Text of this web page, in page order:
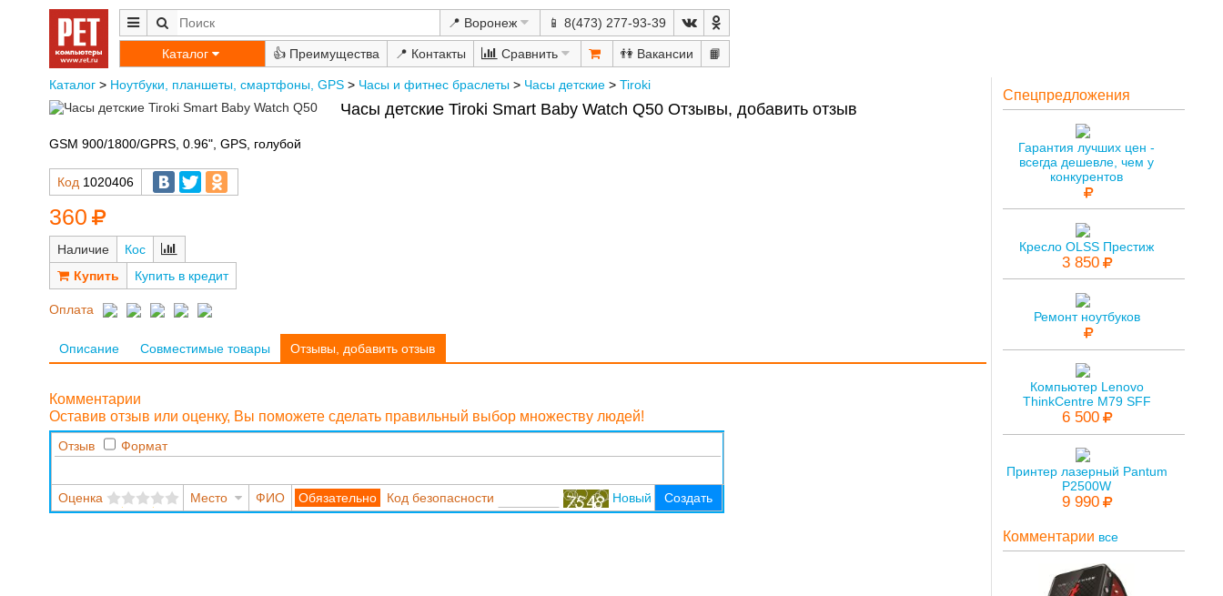
📍 Воронеж 📱 8(473) 277-93-39
Каталог 👍 📍 Сравнить 👫 📙
Каталог> Ноутбуки, планшеты, смартфоны, GPS> Часы и фитнес браслеты> Часы детские> Tiroki
Часы детские Tiroki Smart Baby Watch Q50 Отзывы, добавить отзыв
GSM 900/1800/GPRS, 0.96", GPS, голубой
Код 1020406
360
Наличие
Кос
Купить в кредит
Оплата
Описание Совместимые товары Отзывы, добавить отзыв
Комментарии
Оставив отзыв или оценку, Вы поможете сделать правильный выбор множеству людей!
Отзыв Формат
Оценка Место ФИО Код безопасности Новый Создать
Спецпредложения
Гарантия лучших цен -
всегда дешевле, чем у
конкурентов
Кресло OLSS Престиж
3 850
Ремонт ноутбуков
Компьютер Lenovo
ThinkCentre M79 SFF
6 500
Принтер лазерный Pantum
P2500W
9 990
Комментарии все